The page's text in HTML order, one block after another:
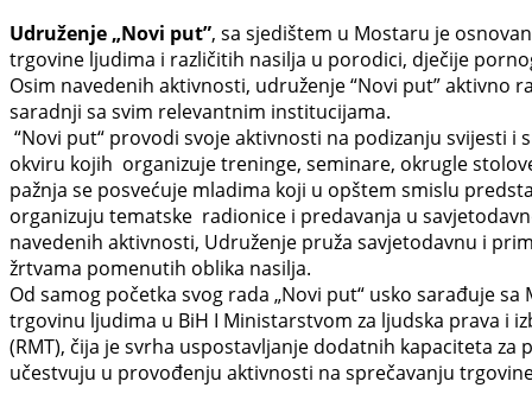
Udruženje „Novi put”, sa sjedištem u Mostaru je
trgovine ljudima i različitih nasilja u porodici, dječije
Osim navedenih aktivnosti, udruženje “Novi put”
saradnji sa svim relevantnim institucijama.
“Novi put“ provodi svoje aktivnosti na podizanju svijesti
okviru kojih organizuje treninge, seminare, okrugle
pažnja se posvećuje mladima koji u opštem smislu
organizuju tematske radionice i predavanja u
navedenih aktivnosti, Udruženje pruža savjetodavnu i
žrtvama pomenutih oblika nasilja.
Od samog početka svog rada „Novi put“ usko sarađuje
trgovinu ljudima u BiH I Ministarstvom za ljudska prava i
(RMT), čija je svrha uspostavljanje dodatnih kapaciteta
učestvuju u provođenju aktivnosti na sprečavanju